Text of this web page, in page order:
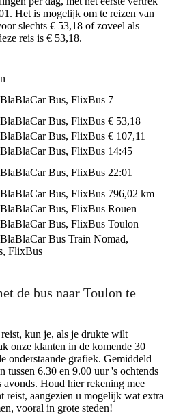
Het is mogelijk om te reizen van
slechts € 53,18 of zoveel als
reis is € 53,18.
Bus, FlixBus 7
Bus, FlixBus € 53,18
Bus, FlixBus € 107,11
Bus, FlixBus 14:45
Bus, FlixBus 22:01
Bus, FlixBus 796,02 km
Bus, FlixBus Rouen
Bus, FlixBus Toulon
Bus Train Nomad,
FlixBus
©CARTO
de bus naar Toulon te
kun je, als je drukte wilt
onze klanten in de komende 30
onderstaande grafiek. Gemiddeld
tussen 6.30 en 9.00 uur 's ochtends
Houd hier rekening mee
reist, aangezien u mogelijk wat extra
vooral in grote steden!